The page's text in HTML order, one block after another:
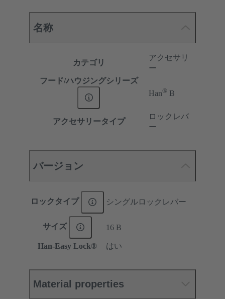
名称
カテゴリ
アクセサリ
ー
フード/ハウジングシリーズ
Han® B
アクセサリータイプ
ロックレバ
ー
バージョン
ロックタイプ シングルロックレバー
サイズ 16 B
Han-Easy Lock® はい
Material properties